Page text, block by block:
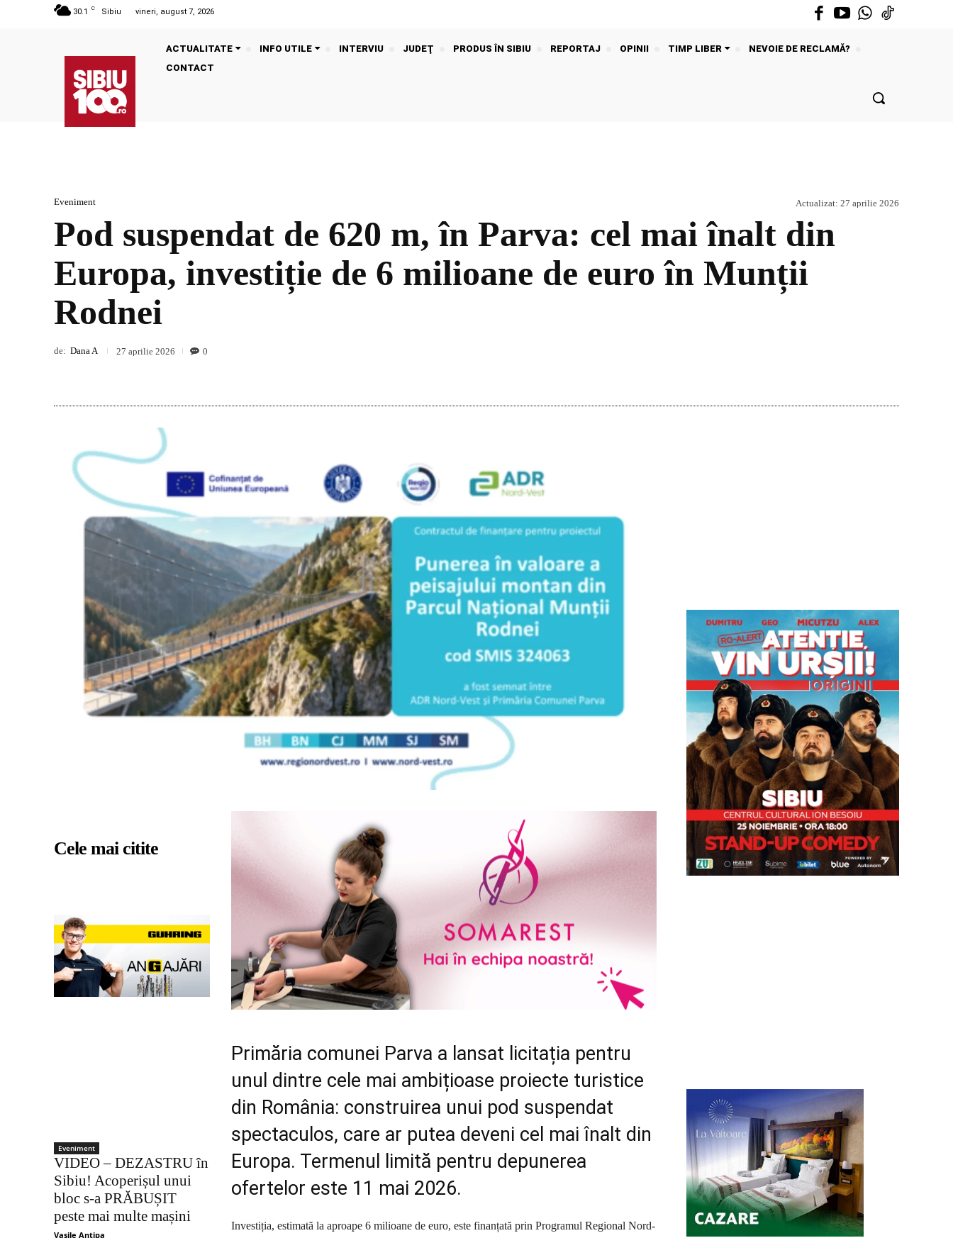
30.1 C Sibiu vineri, august 7, 2026
ACTUALITATE INFO UTILE INTERVIU JUDEŢ PRODUS ÎN SIBIU REPORTAJ OPINII TIMP LIBER
NEVOIE DE RECLAMĂ?
CONTACT
Eveniment Actualizat: 27 aprilie 2026
Pod suspendat de 620 m, în Parva: cel mai înalt din
Europa, investiție de 6 milioane de euro în Munții
Rodnei
de: Dana A 27 aprilie 2026 0
Cele mai citite
Eveniment
VIDEO – DEZASTRU în
Sibiu! Acoperișul unui
bloc s-a PRĂBUȘIT
peste mai multe mașini
Vasile Antipa
Primăria comunei Parva a lansat licitația pentru
unul dintre cele mai ambițioase proiecte turistice
din România: construirea unui pod suspendat
spectaculos, care ar putea deveni cel mai înalt din
Europa. Termenul limită pentru depunerea
ofertelor este 11 mai 2026.
Investiția, estimată la aproape 6 milioane de euro, este finanțată prin Programul Regional Nord-